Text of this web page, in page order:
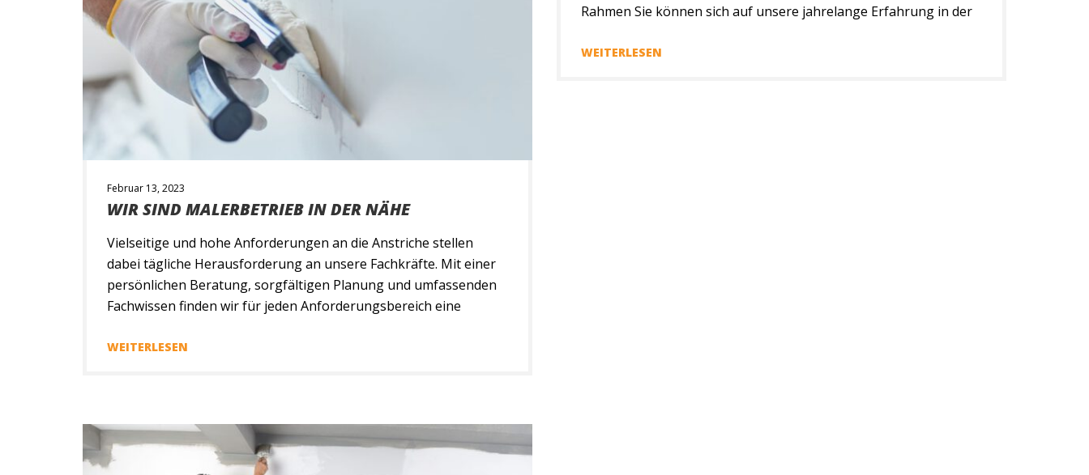
Februar 13, 2023
WIR SIND MALERBETRIEB IN DER NÄHE
Vielseitige und hohe Anforderungen an die Anstriche stellen
dabei tägliche Herausforderung an unsere Fachkräfte. Mit einer
persönlichen Beratung, sorgfältigen Planung und umfassenden
Fachwissen finden wir für jeden Anforderungsbereich eine
unserer Maler und der engen Zusammenarbeit mit anderen
WEITERLESEN
Rahmen Sie können sich auf unsere jahrelange Erfahrung in der
verlassen. Außerdem Mit Kreativität und großem handwerklichem
WEITERLESEN